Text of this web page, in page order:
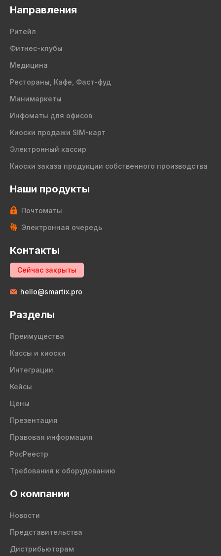
Направления
Ритейл
Фитнес-клубы
Медицина
Рестораны, Кафе, Фаст-фуд
Минимаркеты
Инфоматы для офисов
Киоски продажи SIM-карт
Электронный кассир
Киоски заказа продукции собственного производства
Наши продукты
Почтоматы
Электронная очередь
Контакты
Сейчас закрыты
hello@smartix.pro
Разделы
Преимущества
Кассы и киоски
Интеграции
Кейсы
Цены
Презентация
Правовая информация
РосРеестр
Требования к оборудованию
О компании
Новости
Представительства
Дистрибьюторам